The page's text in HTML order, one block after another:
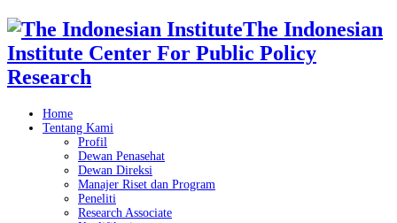
The Indonesian
Institute Center For Public Policy
Research
Home
Tentang Kami
Profil
Dewan Penasehat
Dewan Direksi
Manajer Riset dan Program
Peneliti
Research Associate